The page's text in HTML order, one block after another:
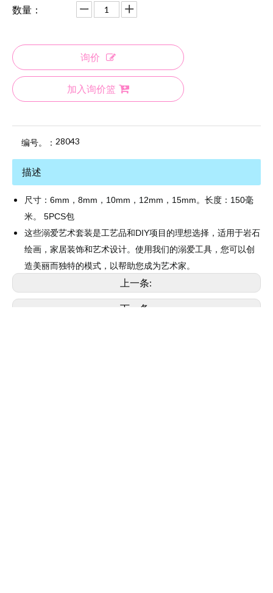
数量：
询价
加入询价篮
编号。： 28043
描述
尺寸：6mm，8mm，10mm，12mm，15mm。长度：150毫
米。 5PCS包
这些溺爱艺术套装是工艺品和DIY项目的理想选择，适用于岩石
绘画，家居装饰和艺术设计。使用我们的溺爱工具，您可以创
造美丽而独特的模式，以帮助您成为艺术家。
上一条:
下一条: